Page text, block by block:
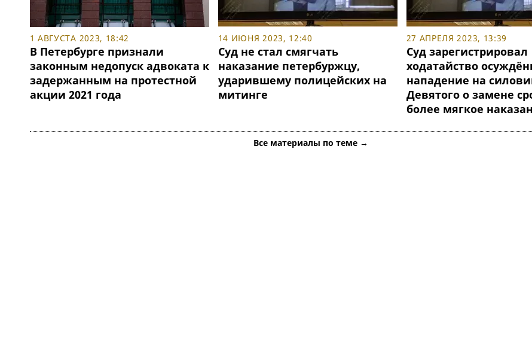
1 АВГУСТА 2023, 18:42
В Петербурге признали
законным недопуск адвоката к
задержанным на протестной
акции 2021 года
14 ИЮНЯ 2023, 12:40
Суд не стал смягчать
наказание петербуржцу,
ударившему полицейских на
митинге
27 АПРЕЛЯ 2023, 13:39
Суд зарегистрировал
ходатайство
нападение на
Девятого о замене
более мягкое
Все материалы по теме →